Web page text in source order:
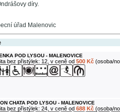
díry.
úřad Malenovic
POD LYSOU - MALENOVICE
bez přistýlek: 12, v ceně od 500 Kč(osoba/
CHATA POD LYSOU - MALENOVICE
bez přistýlek: 24, v ceně od 688 Kč(osoba/